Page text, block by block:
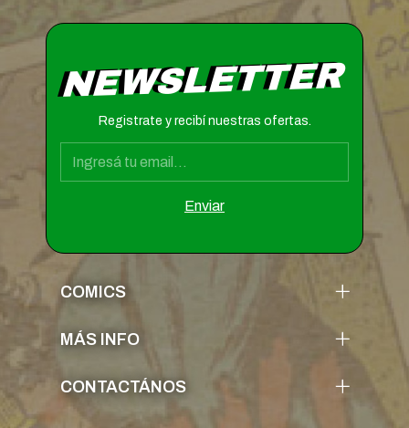
NEWSLETTER
Registrate y recibí nuestras ofertas.
COMICS
MÁS INFO
CONTACTÁNOS